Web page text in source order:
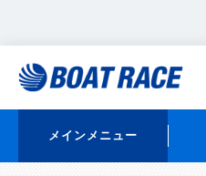
メインメニュー